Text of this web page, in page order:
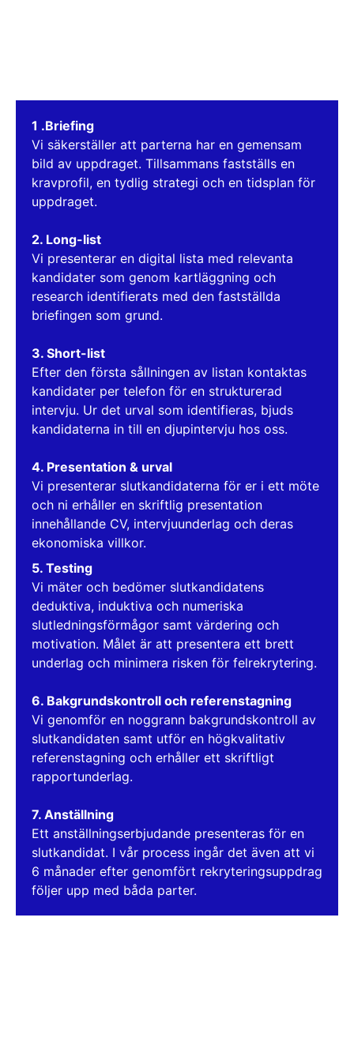
1 .Briefing
Vi säkerställer att parterna har en gemensam
bild av uppdraget. Tillsammans fastställs en
kravprofil, en tydlig strategi och en tidsplan för
uppdraget.
2. Long-list
Vi presenterar en digital lista med relevanta
kandidater som genom kartläggning och
research identifierats med den fastställda
briefingen som grund.
3. Short-list
Efter den första sållningen av listan kontaktas
kandidater per telefon för en strukturerad
intervju. Ur det urval som identifieras, bjuds
kandidaterna in till en djupintervju hos oss.
4. Presentation & urval
Vi presenterar slutkandidaterna för er i ett möte
och ni erhåller en skriftlig presentation
innehållande CV, intervjuunderlag och deras
ekonomiska villkor.
5. Testing
Vi mäter och bedömer slutkandidatens
deduktiva, induktiva och numeriska
slutledningsförmågor samt värdering och
motivation. Målet är att presentera ett brett
underlag och minimera risken för felrekrytering.
6. Bakgrundskontroll och referenstagning
Vi genomför en noggrann bakgrundskontroll av
slutkandidaten samt utför en högkvalitativ
referenstagning och erhåller ett skriftligt
rapportunderlag.
7. Anställning
Ett anställningserbjudande presenteras för en
slutkandidat. I vår process ingår det även att vi
6 månader efter genomfört rekryteringsuppdrag
följer upp med båda parter.